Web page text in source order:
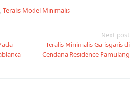
, Teralis Model Minimalis
Next post
Teralis Minimalis Garisgaris di
Cendana Residence Pamulang